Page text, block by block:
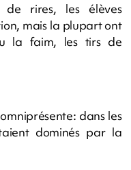
de rires, les élèves
mais la plupart ont
la faim, les tirs de
dans les
dominés par la